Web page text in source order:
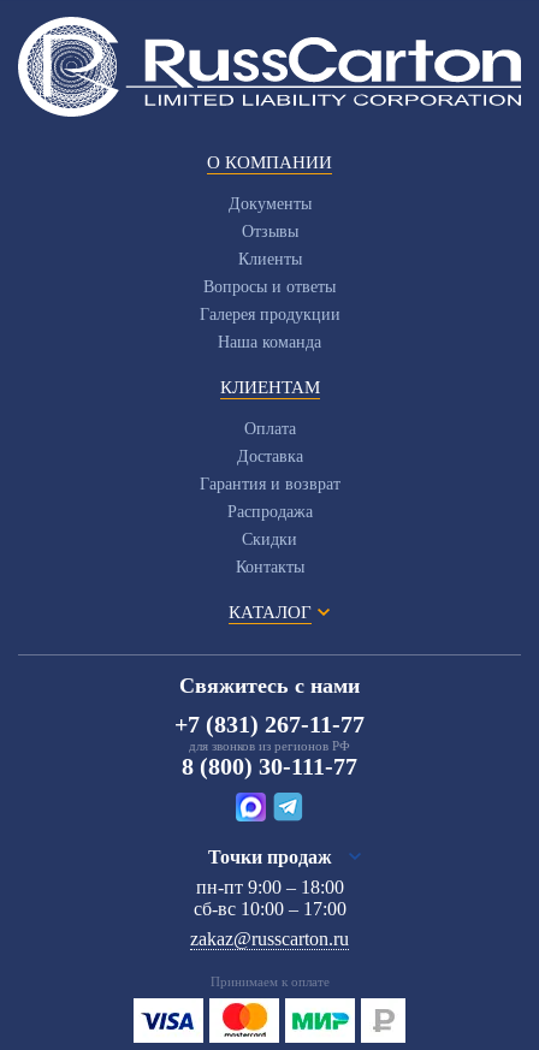
О КОМПАНИИ
Документы
Отзывы
Клиенты
Вопросы и ответы
Галерея продукции
Наша команда
КЛИЕНТАМ
Оплата
Доставка
Гарантия и возврат
Распродажа
Скидки
Контакты
КАТАЛОГ
Свяжитесь с нами
+7 (831) 267-11-77
для звонков из регионов РФ
8 (800) 30-111-77
Точки продаж
пн-пт 9:00 – 18:00
сб-вс 10:00 – 17:00
zakaz@russcarton.ru
Принимаем к оплате